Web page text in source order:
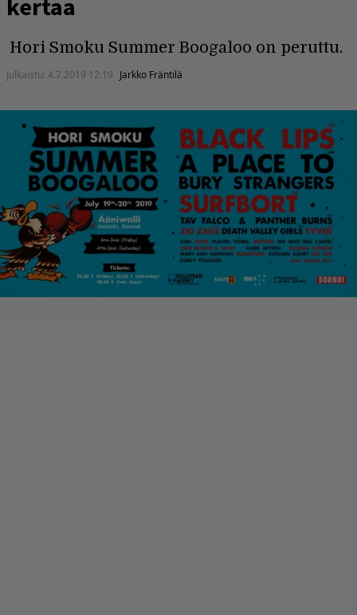
kertaa
Hori Smoku Summer Boogaloo on peruttu.
Julkaistu: 4.7.2019 12:19 Jarkko Fräntilä